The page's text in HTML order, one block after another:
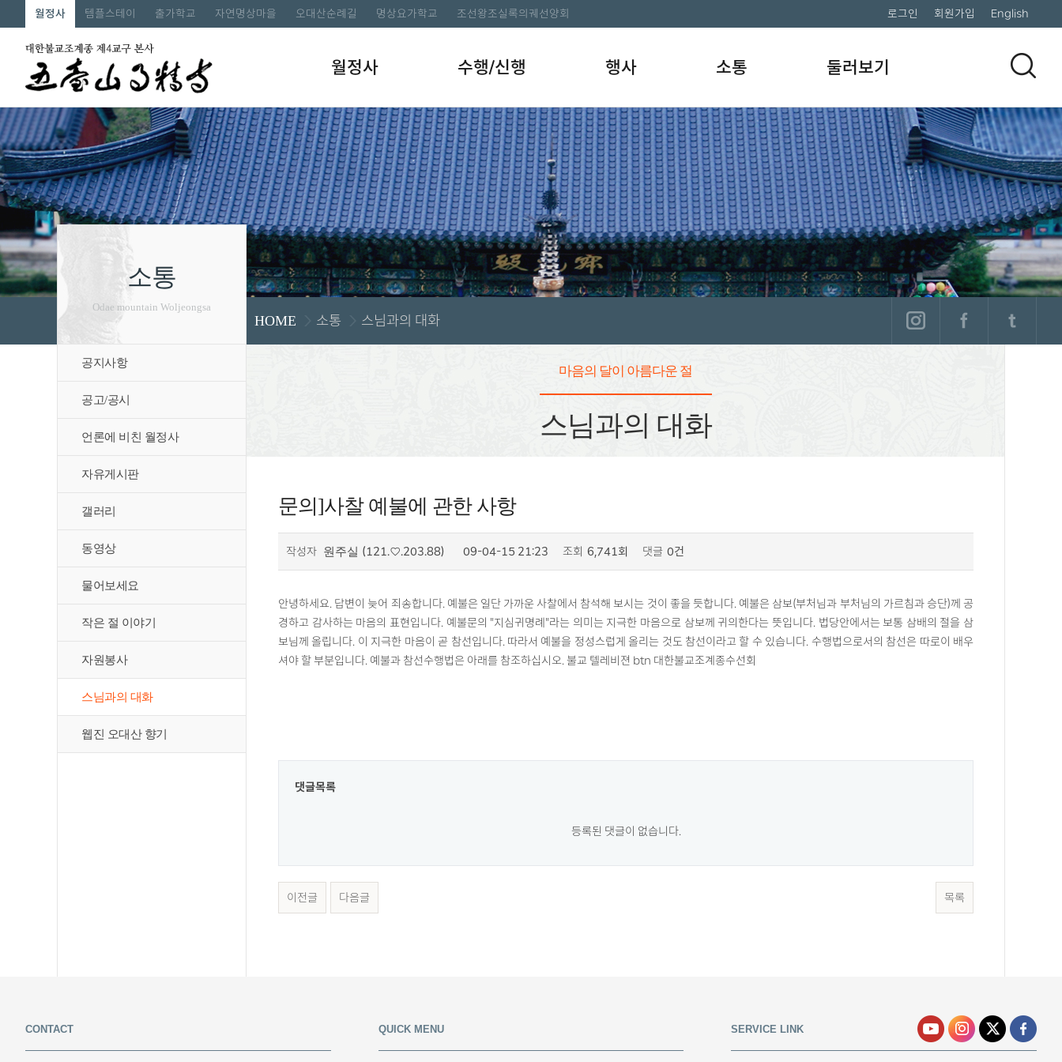
월정사 템플스테이 출가학교 자연명상마을 오대산순례길 명상요가학교 조선왕조실록의궤선양회 로그인 회원가입 English
월정사 수행/신행 행사 소통 둘러보기
소통
Odae mountain Woljeongsa
공지사항
공고/공시
언론에 비친 월정사
자유게시판
갤러리
동영상
물어보세요
작은 절 이야기
자원봉사
스님과의 대화
웹진 오대산 향기
HOME 소통 스님과의 대화
마음의 달이 아름다운 절
스님과의 대화
문의]사찰 예불에 관한 사항
작성자 원주실 (121.♡.203.88) 09-04-15 21:23 조회 6,741회 댓글 0건
안녕하세요. 답변이 늦어 죄송합니다. 예불은 일단 가까운 사찰에서 참석해 보시는 것이 좋을 듯합니다. 예불은 삼보(부처님과 부처님의 가르침과 승단)께 공
경하고 감사하는 마음의 표현입니다. 예불문의 "지심귀명례"라는 의미는 지극한 마음으로 삼보께 귀의한다는 뜻입니다. 법당안에서는 보통 삼배의 절을 삼
보님께 올립니다. 이 지극한 마음이 곧 참선입니다. 따라서 예불을 정성스럽게 올리는 것도 참선이라고 할 수 있습니다. 수행법으로서의 참선은 따로이 배우
셔야 할 부분입니다. 예불과 참선수행법은 아래를 참조하십시오. 불교 텔레비젼 btn 대한불교조계종수선회
댓글목록
등록된 댓글이 없습니다.
이전글 다음글 목록
CONTACT QUICK MENU SERVICE LINK